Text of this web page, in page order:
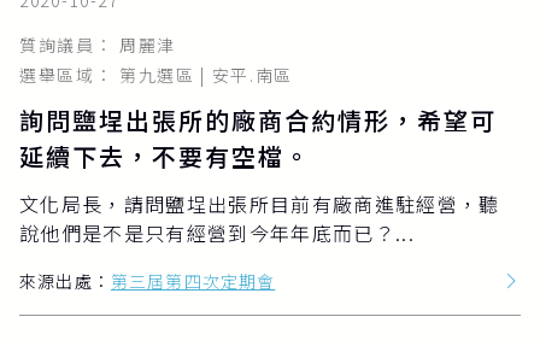
質詢議員： 周麗津
選舉區域： 第九選區 | 安平.南區
詢問鹽埕出張所的廠商合約情形，希望可
延續下去，不要有空檔。
文化局長，請問鹽埕出張所目前有廠商進駐經營，聽
說他們是不是只有經營到今年年底而已？...
來源出處： 第三屆第四次定期會